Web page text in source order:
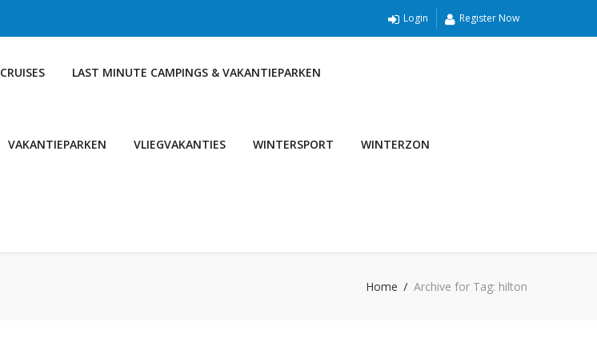
Login Register Now
CRUISES LAST MINUTE CAMPINGS & VAKANTIEPARKEN
VAKANTIEPARKEN VLIEGVAKANTIES WINTERSPORT WINTERZON
Home Archive for Tag: hilton